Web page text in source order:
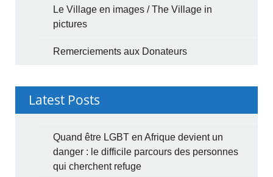
Le Village en images / The Village in
pictures
Remerciements aux Donateurs
Latest Posts
Quand être LGBT en Afrique devient un
danger : le difficile parcours des personnes
qui cherchent refuge